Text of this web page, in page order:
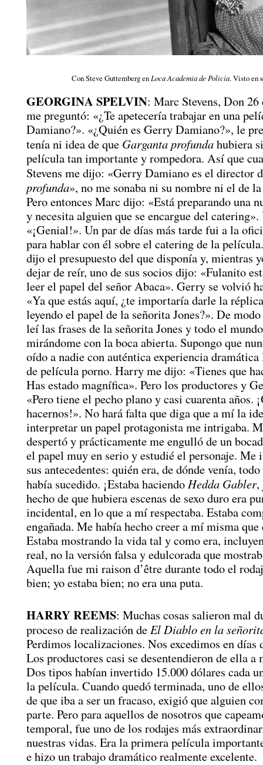
Con Steve Guttemberg en Loca Academia de Policía. Visto en
GEORGINA SPELVIN: Marc Stevens, Don
me preguntó: «¿Te apetecería trabajar en una
Damiano?». «¿Quién es Gerry Damiano?», le
tenía ni idea de que Garganta profundahubiera
película tan importante y rompedora. Así que
Stevens me dijo: «Gerry Damiano es el director
profunda», no me sonaba ni su nombre ni el de
Pero entonces Marc dijo: «Está preparando una
y necesita alguien que se encargue del
«¡Genial!». Un par de días más tarde fui a la
para hablar con él sobre el catering de la
dijo el presupuesto del que disponía y, mientras
dejar de reír, uno de sus socios dijo: «Fulanito
leer el papel del señor Abaca». Gerry se volvió
«Ya que estás aquí, ¿te importaría darle la
leyendo el papel de la señorita Jones?». De
leí las frases de la señorita Jones y todo el
mirándome con la boca abierta. Supongo que
oído a nadie con auténtica experiencia dramática
de película porno. Harry me dijo: «Tienes que
Has estado magnífica». Pero los productores y
«Pero tiene el pecho plano y casi cuarenta años.
hacernos!». No hará falta que diga que a mí la
interpretar un papel protagonista me intrigaba.
despertó y prácticamente me engulló de un
el papel muy en serio y estudié el personaje. Me
sus antecedentes: quién era, de dónde venía,
había sucedido. ¡Estaba haciendo Hedda Gabler,
hecho de que hubiera escenas de sexo duro era
incidental, en lo que a mí respectaba. Estaba
engañada. Me había hecho creer a mí misma
Estaba mostrando la vida tal y como era,
real, no la versión falsa y edulcorada que
Aquella fue mi raison d’être durante todo el
bien; yo estaba bien; no era una puta.
HARRY REEMS: Muchas cosas salieron mal
proceso de realización de El Diablo en la
Perdimos localizaciones. Nos excedimos en días
Los productores casi se desentendieron de ella a
Dos tipos habían invertido 15.000 dólares cada
la película. Cuando quedó terminada, uno de
de que iba a ser un fracaso, exigió que alguien
parte. Pero para aquellos de nosotros que
temporal, fue uno de los rodajes más
nuestras vidas. Era la primera película
e hizo un trabajo dramático realmente excelente.